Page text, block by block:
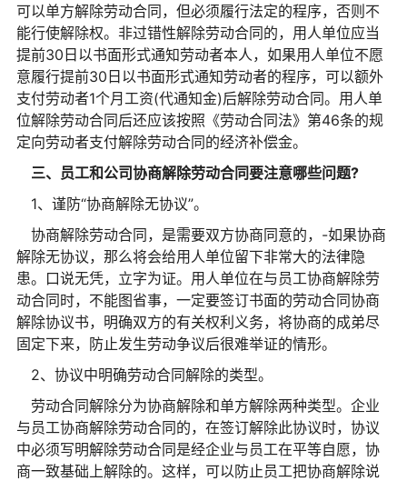
可以单方解除劳动合同，但必须履行法定的程序，否则不
能行使解除权。非过错性解除劳动合同的，用人单位应当
提前30日以书面形式通知劳动者本人，如果用人单位不愿
意履行提前30日以书面形式通知劳动者的程序，可以额外
支付劳动者1个月工资(代通知金)后解除劳动合同。用人单
位解除劳动合同后还应该按照《劳动合同法》第46条的规
定向劳动者支付解除劳动合同的经济补偿金。
三、员工和公司协商解除劳动合同要注意哪些问题?
1、谨防“协商解除无协议”。
协商解除劳动合同，是需要双方协商同意的，-如果协商
解除无协议，那么将会给用人单位留下非常大的法律隐
患。口说无凭，立字为证。用人单位在与员工协商解除劳
动合同时，不能图省事，一定要签订书面的劳动合同协商
解除协议书，明确双方的有关权利义务，将协商的成弟尽
固定下来，防止发生劳动争议后很难举证的情形。
2、协议中明确劳动合同解除的类型。
劳动合同解除分为协商解除和单方解除两种类型。企业
与员工协商解除劳动合同的，在签订解除此协议时，协议
中必须写明解除劳动合同是经企业与员工在平等自愿，协
商一致基础上解除的。这样，可以防止员工把协商解除说